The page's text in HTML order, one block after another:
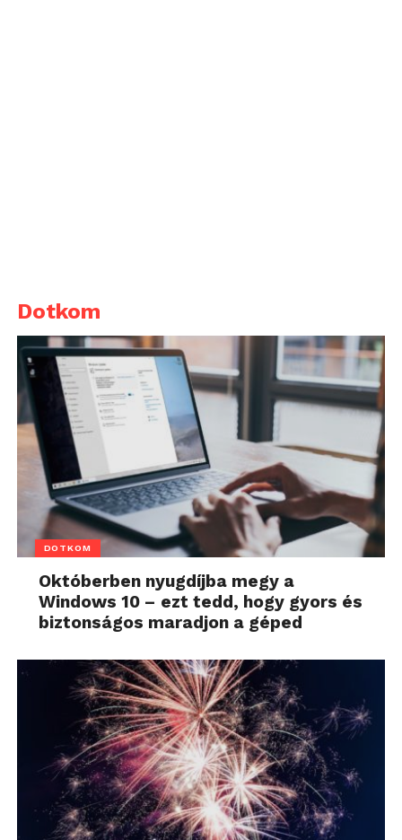
Dotkom
DOTKOM
Októberben nyugdíjba megy a
Windows 10 – ezt tedd, hogy gyors és
biztonságos maradjon a géped